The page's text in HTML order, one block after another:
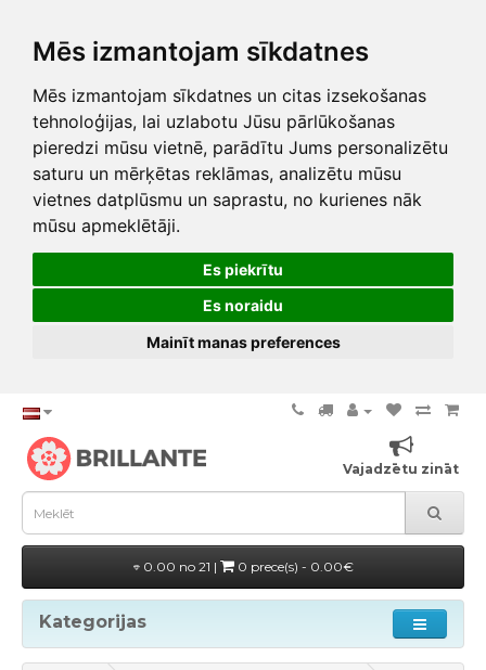
Mēs izmantojam sīkdatnes
Mēs izmantojam sīkdatnes un citas izsekošanas
tehnoloģijas, lai uzlabotu Jūsu pārlūkošanas
pieredzi mūsu vietnē, parādītu Jums personalizētu
saturu un mērķētas reklāmas, analizētu mūsu
vietnes datplūsmu un saprastu, no kurienes nāk
mūsu apmeklētāji.
Es piekrītu
Es noraidu
Mainīt manas preferences
Vajadzētu zināt
0.00 no 21 | 0 prece(s) - 0.00€
Kategorijas